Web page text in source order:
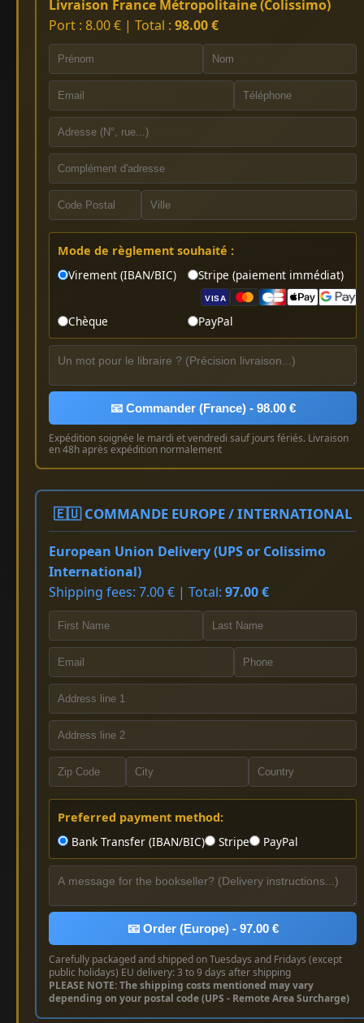
Livraison France Métropolitaine (Colissimo)
Port : 8.00 € | Total : 98.00 €
Mode de règlement souhaité :
Virement (IBAN/BIC)
Stripe (paiement immédiat)
VISA
Chèque PayPal
📧 Commander (France) - 98.00 €
Expédition soignée le mardi et vendredi sauf jours fériés. Livraison
en 48h après expédition normalement
🇪🇺 COMMANDE EUROPE / INTERNATIONAL
European Union Delivery (UPS or Colissimo
International)
Shipping fees: 7.00 € | Total: 97.00 €
Preferred payment method:
Bank Transfer (IBAN/BIC)
Stripe PayPal
📧 Order (Europe) - 97.00 €
Carefully packaged and shipped on Tuesdays and Fridays (except
public holidays) EU delivery: 3 to 9 days after shipping
PLEASE NOTE: The shipping costs mentioned may vary
depending on your postal code (UPS - Remote Area Surcharge)